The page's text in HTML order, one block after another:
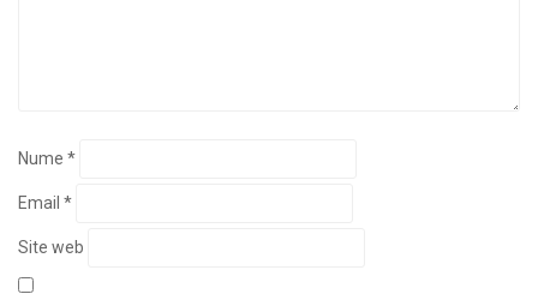
Nume *
Email *
Site web